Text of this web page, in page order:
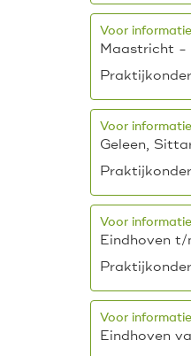
Voor
Maastricht -
Voor
Geleen,
Voor
Eindhoven
Voor
Eindhoven